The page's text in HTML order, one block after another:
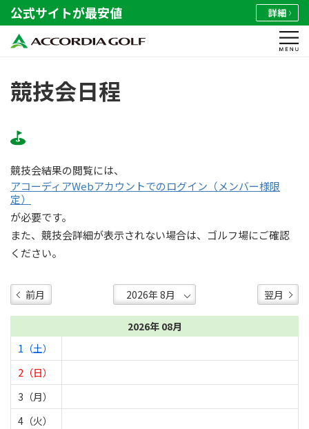
公式サイトが最安値 詳細
競技会日程
競技会結果の閲覧には、
アコーディアWebアカウントでのログイン（メンバー様限
定）
が必要です。
また、競技会詳細が表示されない場合は、ゴルフ場にご確認
ください。
前月 翌月
2026年 08月
1（土）
2（日）
3（月）
4（火）